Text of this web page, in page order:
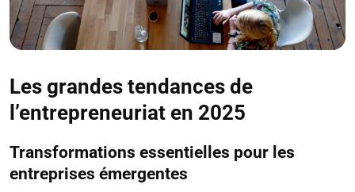
Les grandes tendances de
l’entrepreneuriat en 2025
Transformations essentielles pour les
entreprises émergentes